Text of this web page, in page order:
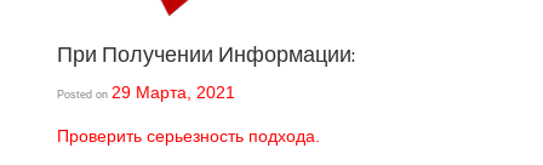
При Получении Информации:
Posted on 29 Марта, 2021
Проверить серьезность подхода.